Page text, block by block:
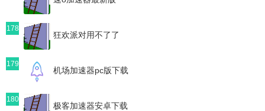
178
狂欢派对用不了了
179
机场加速器pc版下载
180
极客加速器安卓下载